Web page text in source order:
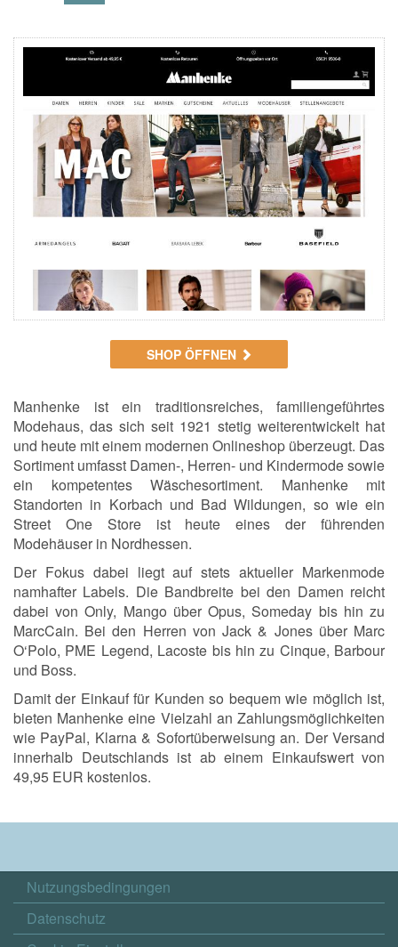
SHOP ÖFFNEN
Manhenke ist ein traditionsreiches, familiengeführtes
Modehaus, das sich seit 1921 stetig weiterentwickelt hat
und heute mit einem modernen Onlineshop überzeugt. Das
Sortiment umfasst Damen-, Herren- und Kindermode sowie
ein kompetentes Wäschesortiment. Manhenke mit
Standorten in Korbach und Bad Wildungen, so wie ein
Street One Store ist heute eines der führenden
Modehäuser in Nordhessen.
Der Fokus dabei liegt auf stets aktueller Markenmode
namhafter Labels. Die Bandbreite bei den Damen reicht
dabei von Only, Mango über Opus, Someday bis hin zu
MarcCain. Bei den Herren von Jack & Jones über Marc
O‘Polo, PME Legend, Lacoste bis hin zu Cinque, Barbour
und Boss.
Damit der Einkauf für Kunden so bequem wie möglich ist,
bieten Manhenke eine Vielzahl an Zahlungsmöglichkeiten
wie PayPal, Klarna & Sofortüberweisung an. Der Versand
innerhalb Deutschlands ist ab einem Einkaufswert von
49,95 EUR kostenlos.
Nutzungsbedingungen
Datenschutz